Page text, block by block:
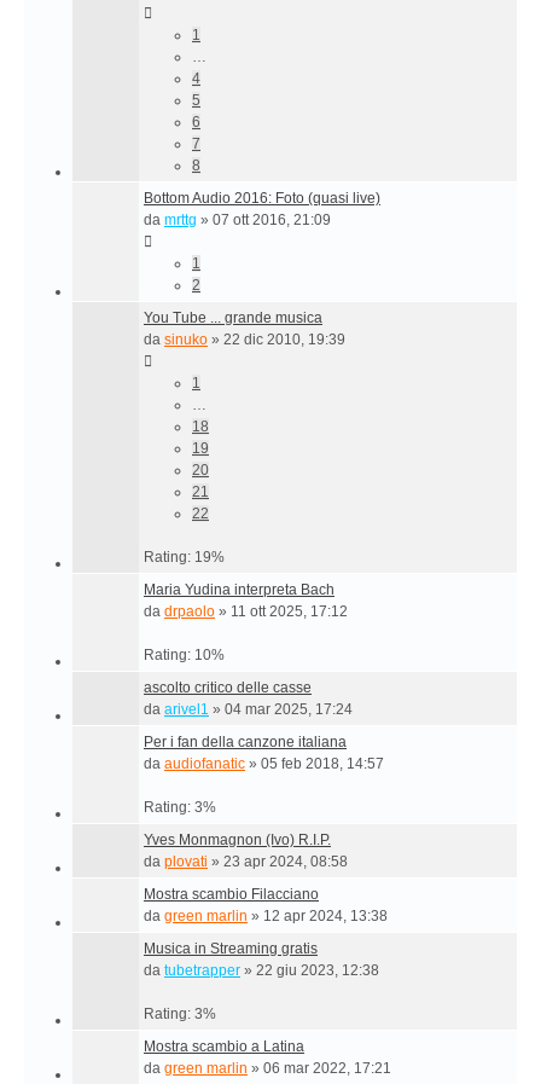
1
…
4
5
6
7
8
Bottom Audio 2016: Foto (quasi live)
da mrttg » 07 ott 2016, 21:09
1
2
You Tube ... grande musica
da sinuko » 22 dic 2010, 19:39
1
…
18
19
20
21
22
Rating: 19%
Maria Yudina interpreta Bach
da drpaolo » 11 ott 2025, 17:12
Rating: 10%
ascolto critico delle casse
da arivel1 » 04 mar 2025, 17:24
Per i fan della canzone italiana
da audiofanatic » 05 feb 2018, 14:57
Rating: 3%
Yves Monmagnon (Ivo) R.I.P.
da plovati » 23 apr 2024, 08:58
Mostra scambio Filacciano
da green marlin » 12 apr 2024, 13:38
Musica in Streaming gratis
da tubetrapper » 22 giu 2023, 12:38
Rating: 3%
Mostra scambio a Latina
da green marlin » 06 mar 2022, 17:21